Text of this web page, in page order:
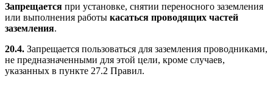
Запрещается при установке, снятии переносного заземления
или выполнения работы касаться проводящих частей
заземления.
20.4. Запрещается пользоваться для заземления проводниками,
не предназначенными для этой цели, кроме случаев,
указанных в пункте 27.2 Правил.